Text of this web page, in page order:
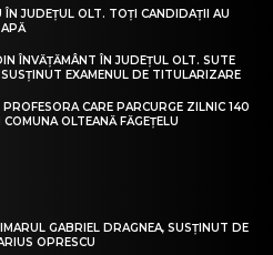
JUDEȚUL OLT. TOȚI CANDIDAȚII AU
ÎNVĂȚĂMÂNT ÎN JUDEȚUL OLT. SUTE
EXAMENUL DE TITULARIZARE
CARE PARCURGE ZILNIC 140
OLTEANĂ FĂGEȚELU
GABRIEL DRAGNEA, SUSȚINUT DE
OPRESCU